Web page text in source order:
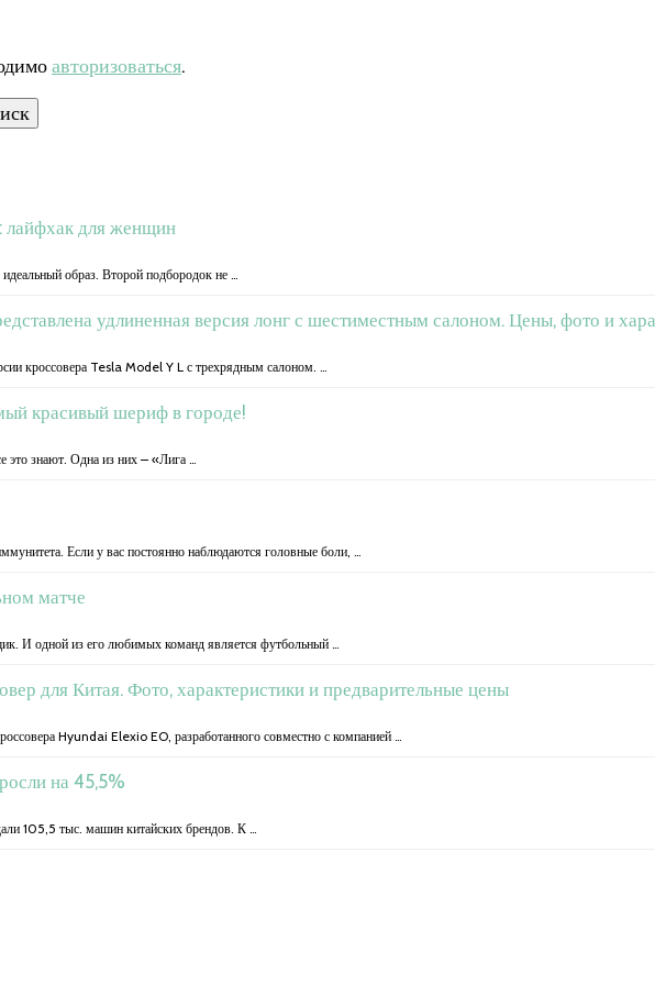
авторизоваться.
лайфхак для женщин
образ. Второй подбородок не …
удлиненная версия лонг с шестиместным салоном. Цены, фото и
кроссовера Tesla Model Y L с трехрядным салоном. …
красивый шериф в городе!
это знают. Одна из них – «Лига …
Если у вас постоянно наблюдаются головные боли, …
матче
И одной из его любимых команд является футбольный …
для Китая. Фото, характеристики и предварительные цены
Hyundai Elexio EO, разработанного совместно с компанией …
на 45,5%
105,5 тыс. машин китайских брендов. К …